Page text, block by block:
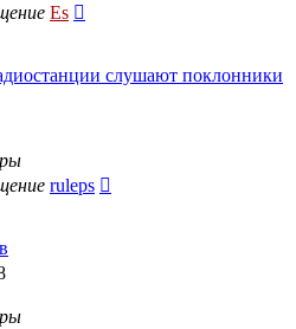
Es
слушают поклонники
ruleps